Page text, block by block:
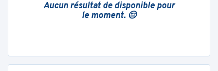
Aucun résultat de disponible pour
le moment. 😔